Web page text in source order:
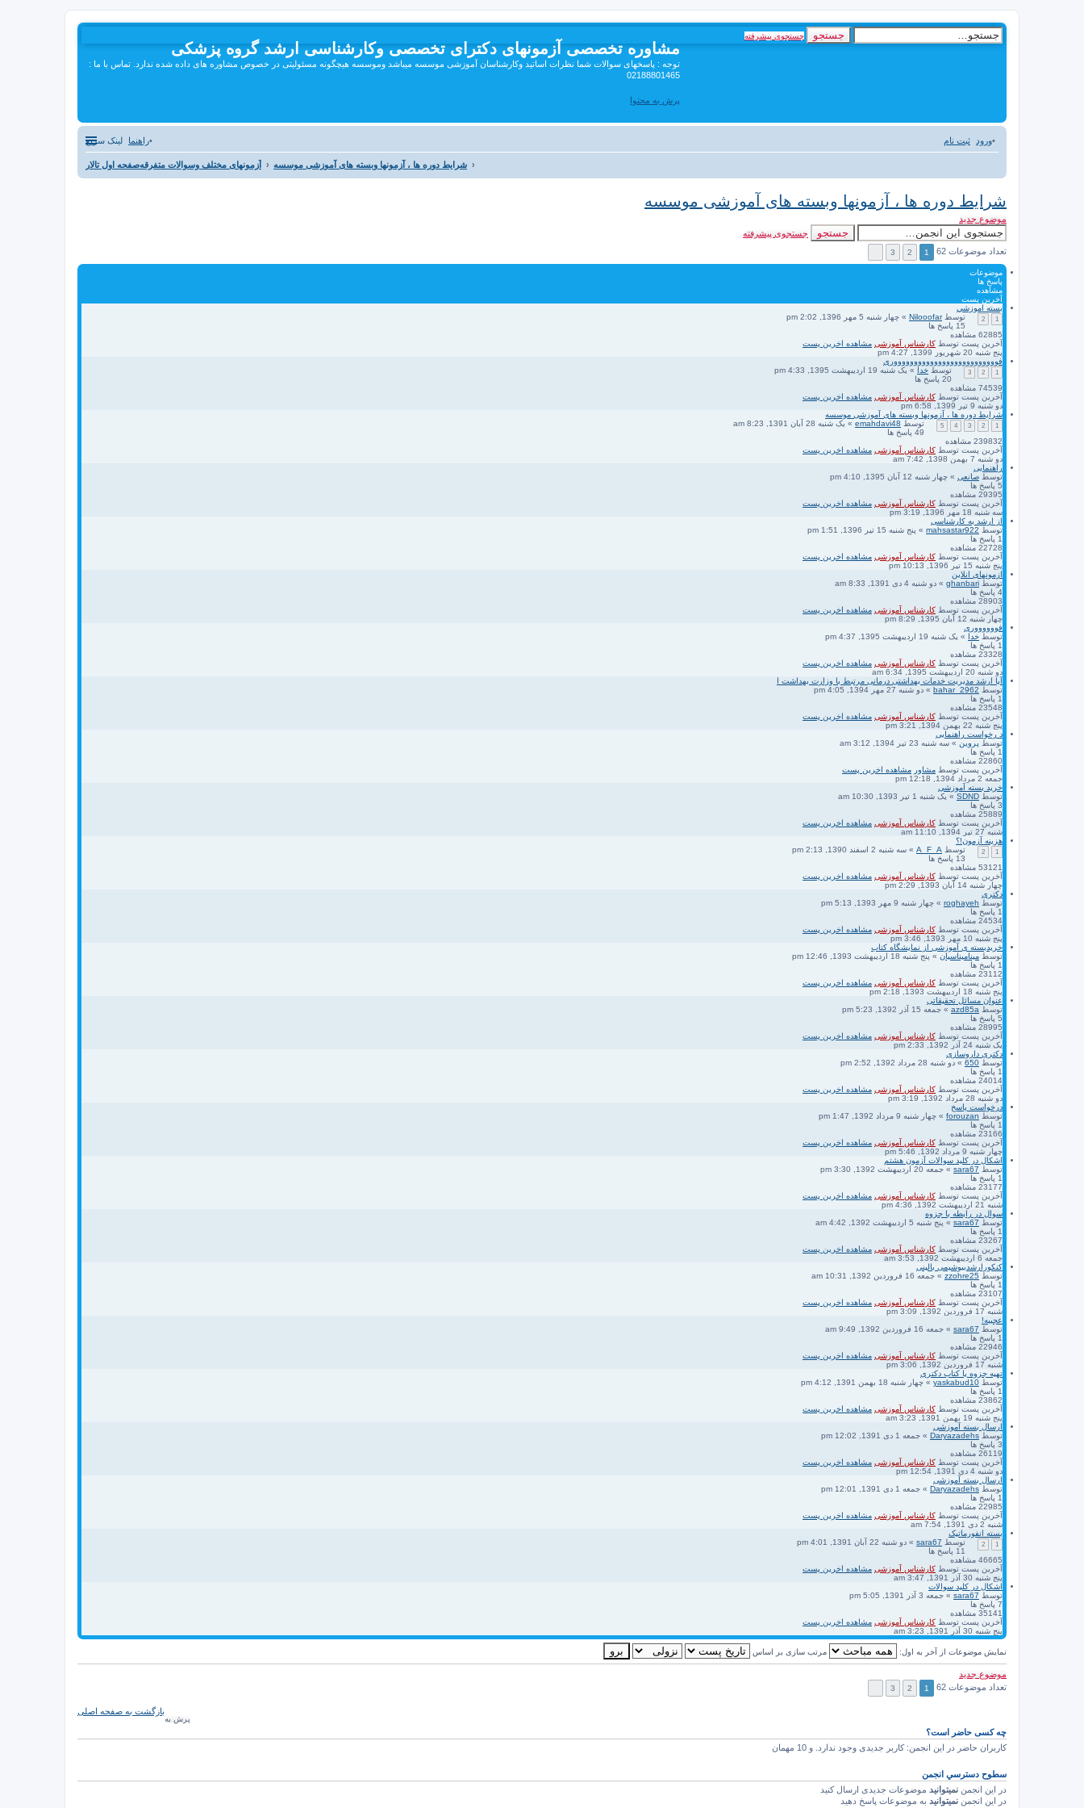
مشاوره تخصصی آزمونهای دکترای تخصصی وکارشناسی ارشد گروه پزشکی
توجه : پاسخهای سوالات شما نظرات اساتید وکارشناسان آموزشی موسسه میباشد وموسسه هیچگونه مسئولیتی در خصوص مشاوره های داده شده ندارد. تماس با ما :
02188801465
پرش به محتوا
جستجو جستجوی پیشرفته
لینک سریع راهنما ورود ثبت نام
صفحه اول تالارآزمونهای مختلف وسوالات متفرقه شرایط دوره ها ، آزمونها وبسته های آموزشی موسسه
شرایط دوره ها ، آزمونها وبسته های آموزشی موسسه
موضوع جدید
جستجو
جستجوی پیشرفته
تعداد موضوعات 62
1
2
3
موضوعات
پاسخ ها
مشاهده
آخرین پست
بسته اموزشي
1
2 توسطNilooofar » چهار شنبه 5 مهر 1396, 2:02 pm
15 پاسخ ها
62885 مشاهده
آخرین پست توسط کارشناس آموزشی مشاهده اخرین پست
پنج شنبه 20 شهریور 1399, 4:27 pm
فووووووووووووووووووووووووووری
1
2
3 توسط خدا » یک شنبه 19 اردیبهشت 1395, 4:33 pm
20 پاسخ ها
74539 مشاهده
آخرین پست توسط کارشناس آموزشی مشاهده اخرین پست
دو شنبه 9 تیر 1399, 6:58 pm
شرایط دوره ها ، آزمونها وبسته های آموزشی موسسه
1
2
3
4
5 توسط emahdavi48 » یک شنبه 28 آبان 1391, 8:23 am
49 پاسخ ها
239832 مشاهده
آخرین پست توسط کارشناس آموزشی مشاهده اخرین پست
دو شنبه 7 بهمن 1398, 7:42 am
راهنمایی
توسط صانعی » چهار شنبه 12 آبان 1395, 4:10 pm
5 پاسخ ها
29395 مشاهده
آخرین پست توسط کارشناس آموزشی مشاهده اخرین پست
سه شنبه 18 مهر 1396, 3:19 pm
از ارشد به کارشناسی
توسط mahsastar922 » پنج شنبه 15 تیر 1396, 1:51 pm
1 پاسخ ها
22728 مشاهده
آخرین پست توسط کارشناس آموزشی مشاهده اخرین پست
پنج شنبه 15 تیر 1396, 10:13 pm
ازمونهای انلاین
توسط ghanbari » دو شنبه 4 دی 1391, 8:33 am
4 پاسخ ها
28903 مشاهده
آخرین پست توسط کارشناس آموزشی مشاهده اخرین پست
چهار شنبه 12 آبان 1395, 8:29 pm
فووووووری
توسط خدا » یک شنبه 19 اردیبهشت 1395, 4:37 pm
1 پاسخ ها
23328 مشاهده
آخرین پست توسط کارشناس آموزشی مشاهده اخرین پست
دو شنبه 20 اردیبهشت 1395, 6:34 am
آیا ارشد مدیریت خدمات بهداشتی درمانی مرتبط با وزارت بهداشت ا
توسط bahar_2962 » دو شنبه 27 مهر 1394, 4:05 pm
1 پاسخ ها
23548 مشاهده
آخرین پست توسط کارشناس آموزشی مشاهده اخرین پست
پنج شنبه 22 بهمن 1394, 3:21 pm
د رخواست راهنمایی
توسط پروین » سه شنبه 23 تیر 1394, 3:12 am
1 پاسخ ها
22860 مشاهده
آخرین پست توسط مشاور مشاهده اخرین پست
جمعه 2 مرداد 1394, 12:18 pm
خرید بسته آموزشی
توسط SDND » یک شنبه 1 تیر 1393, 10:30 am
3 پاسخ ها
25889 مشاهده
آخرین پست توسط کارشناس آموزشی مشاهده اخرین پست
شنبه 27 تیر 1394, 11:10 am
هزینه آزمون!؟
1
2 توسط A_F_A » سه شنبه 2 اسفند 1390, 2:13 pm
13 پاسخ ها
53121 مشاهده
آخرین پست توسط کارشناس آموزشی مشاهده اخرین پست
چهار شنبه 14 آبان 1393, 2:29 pm
دکتری
توسط roghayeh » چهار شنبه 9 مهر 1393, 5:13 pm
1 پاسخ ها
24534 مشاهده
آخرین پست توسط کارشناس آموزشی مشاهده اخرین پست
پنج شنبه 10 مهر 1393, 3:46 pm
خریدبسته ی آموزشی از نمایشگاه کتاب
توسط مینامیناسیان » پنج شنبه 18 اردیبهشت 1393, 12:46 pm
1 پاسخ ها
23112 مشاهده
آخرین پست توسط کارشناس آموزشی مشاهده اخرین پست
پنج شنبه 18 اردیبهشت 1393, 2:18 pm
عنوان مسائل تحقیقاتی
توسط azd85a » جمعه 15 آذر 1392, 5:23 pm
5 پاسخ ها
28995 مشاهده
آخرین پست توسط کارشناس آموزشی مشاهده اخرین پست
یک شنبه 24 آذر 1392, 2:33 pm
دکتری داروسازی
توسط 650 » دو شنبه 28 مرداد 1392, 2:52 pm
1 پاسخ ها
24014 مشاهده
آخرین پست توسط کارشناس آموزشی مشاهده اخرین پست
دو شنبه 28 مرداد 1392, 3:19 pm
درخواست پاسخ
توسط forouzan » چهار شنبه 9 مرداد 1392, 1:47 pm
1 پاسخ ها
23166 مشاهده
آخرین پست توسط کارشناس آموزشی مشاهده اخرین پست
چهار شنبه 9 مرداد 1392, 5:46 pm
اشکال در کلید سوالات آزمون هشتم
توسط sara67 » جمعه 20 اردیبهشت 1392, 3:30 pm
1 پاسخ ها
23177 مشاهده
آخرین پست توسط کارشناس آموزشی مشاهده اخرین پست
شنبه 21 اردیبهشت 1392, 4:36 pm
سوال در رابطه با جزوه
توسط sara67 » پنج شنبه 5 اردیبهشت 1392, 4:42 am
1 پاسخ ها
23267 مشاهده
آخرین پست توسط کارشناس آموزشی مشاهده اخرین پست
جمعه 6 اردیبهشت 1392, 3:53 am
کنکورارشدبیوشیمی بالینی
توسط zzohre25 » جمعه 16 فروردین 1392, 10:31 am
1 پاسخ ها
23107 مشاهده
آخرین پست توسط کارشناس آموزشی مشاهده اخرین پست
شنبه 17 فروردین 1392, 3:09 pm
عجیبه!
توسط sara67 » جمعه 16 فروردین 1392, 9:49 am
1 پاسخ ها
22946 مشاهده
آخرین پست توسط کارشناس آموزشی مشاهده اخرین پست
شنبه 17 فروردین 1392, 3:06 pm
تهیه جزوه یا کتاب دکتری
توسط yaskabud10 » چهار شنبه 18 بهمن 1391, 4:12 pm
1 پاسخ ها
23862 مشاهده
آخرین پست توسط کارشناس آموزشی مشاهده اخرین پست
پنج شنبه 19 بهمن 1391, 3:23 am
ارسال بسته آموزشی
توسط Daryazadehs » جمعه 1 دی 1391, 12:02 pm
3 پاسخ ها
26119 مشاهده
آخرین پست توسط کارشناس آموزشی مشاهده اخرین پست
دو شنبه 4 دی 1391, 12:54 pm
ارسال بسته آموزشی
توسط Daryazadehs » جمعه 1 دی 1391, 12:01 pm
1 پاسخ ها
22985 مشاهده
آخرین پست توسط کارشناس آموزشی مشاهده اخرین پست
شنبه 2 دی 1391, 7:54 am
بسته انفورماتیک
1
2 توسط sara67 » دو شنبه 22 آبان 1391, 4:01 pm
11 پاسخ ها
46665 مشاهده
آخرین پست توسط کارشناس آموزشی مشاهده اخرین پست
پنج شنبه 30 آذر 1391, 3:47 am
اشکال در کلید سوالات
توسط sara67 » جمعه 3 آذر 1391, 5:05 pm
7 پاسخ ها
35141 مشاهده
آخرین پست توسط کارشناس آموزشی مشاهده اخرین پست
پنج شنبه 30 آذر 1391, 3:23 am
نمایش موضوعات از آخر به اول: مرتب سازی بر اساس
موضوع جدید
تعداد موضوعات 62
1
2
3
بازگشت به صفحه اصلی
پرش به
چه کسی حاضر است؟
کاربران حاضر در این انجمن: کاربر جدیدی وجود ندارد. و 10 مهمان
سطوح دسترسي انجمن
در این انجمن نمیتوانید موضوعات جدیدی ارسال کنید
در این انجمن نمیتوانید به موضوعات پاسخ دهید